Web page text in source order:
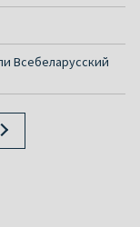
Всебеларусский